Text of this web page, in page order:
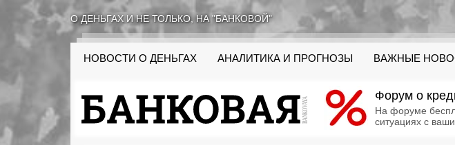
О ДЕНЬГАХ И НЕ ТОЛЬКО, НА "БАНКОВОЙ"
НОВОСТИ О ДЕНЬГАХ АНАЛИТИКА И ПРОГНОЗЫ ВАЖНЫЕ
Форум о
На форуме
ситуациях с